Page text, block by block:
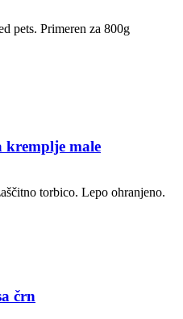
pets. Primeren za 800g
kremplje male
torbico. Lepo ohranjeno.
črn